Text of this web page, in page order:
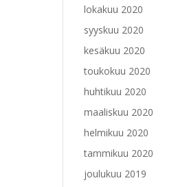
lokakuu 2020
syyskuu 2020
kesäkuu 2020
toukokuu 2020
huhtikuu 2020
maaliskuu 2020
helmikuu 2020
tammikuu 2020
joulukuu 2019